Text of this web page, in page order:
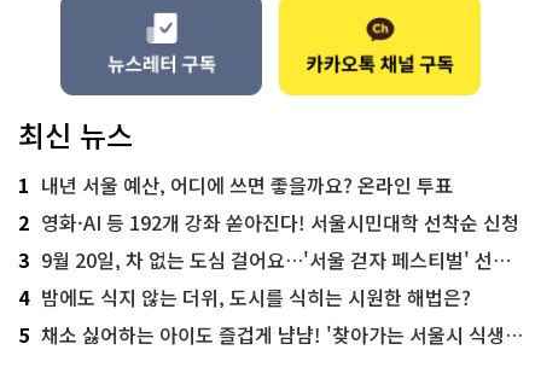
최신 뉴스
1 내년 서울 예산, 어디에 쓰면 좋을까요? 온라인 투표
2 영화·AI 등 192개 강좌 쏟아진다! 서울시민대학 선착순 신청
3 9월 20일, 차 없는 도심 걸어요…'서울 걷자 페스티벌' 선착순 5천명
4 밤에도 식지 않는 더위, 도시를 식히는 시원한 해법은?
5 채소 싫어하는 아이도 즐겁게 냠냠! '찾아가는 서울시 식생활 교육' 현장